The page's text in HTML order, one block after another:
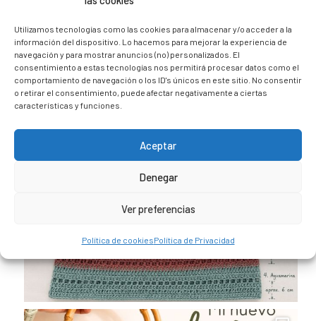
Utilizamos tecnologías como las cookies para almacenar y/o acceder a la
información del dispositivo. Lo hacemos para mejorar la experiencia de
navegación y para mostrar anuncios (no) personalizados. El
consentimiento a estas tecnologías nos permitirá procesar datos como el
comportamiento de navegación o los ID's únicos en este sitio. No consentir
o retirar el consentimiento, puede afectar negativamente a ciertas
características y funciones.
Aceptar
Denegar
Ver preferencias
Política de cookiesPolítica de Privacidad
@caravana_go Mi blog de viajes